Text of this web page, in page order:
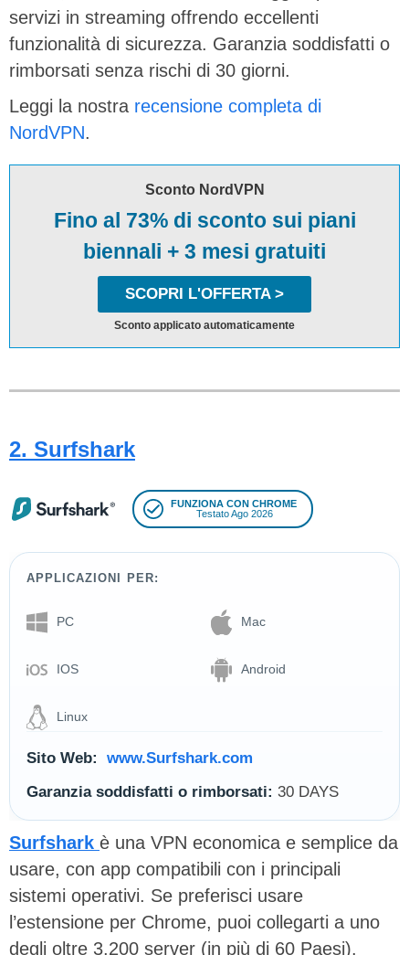
servizi in streaming offrendo eccellenti
funzionalità di sicurezza. Garanzia soddisfatti o
rimborsati senza rischi di 30 giorni.
Leggi la nostra recensione completa di
NordVPN.
Sconto NordVPN
Fino al 73% di sconto sui piani
biennali + 3 mesi gratuiti
SCOPRI L'OFFERTA >
Sconto applicato automaticamente
2. Surfshark
FUNZIONA CON CHROME
Testato Ago 2026
APPLICAZIONI PER:
PC Mac
IOS Android
Linux
Sito Web:
www.Surfshark.com
Garanzia soddisfatti o rimborsati: 30 DAYS
Surfshark è una VPN economica e semplice da
usare, con app compatibili con i principali
sistemi operativi. Se preferisci usare
l’estensione per Chrome, puoi collegarti a uno
degli oltre 3.200 server (in più di 60 Paesi).